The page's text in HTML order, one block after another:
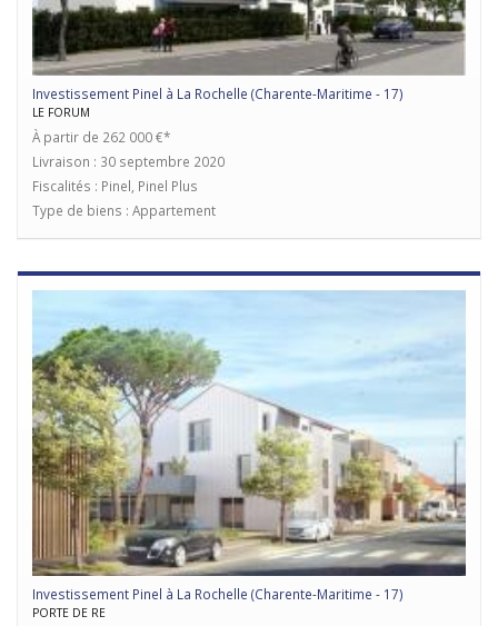
Investissement Pinel à La Rochelle (Charente-Maritime - 17)
LE FORUM
À partir de 262 000 €*
Livraison : 30 septembre 2020
Fiscalités : Pinel, Pinel Plus
Type de biens : Appartement
Investissement Pinel à La Rochelle (Charente-Maritime - 17)
PORTE DE RE